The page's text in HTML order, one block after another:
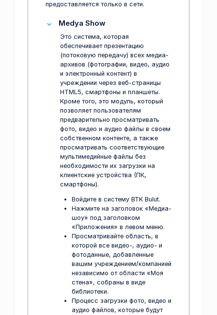
предоставляется только в сети.
Medya Show
Это система, которая
обеспечивает презентацию
(потоковую передачу) всех медиа-
архивов (фотографии, видео, аудио
и электронный контент) в
учреждении через веб-страницы
HTML5, смартфоны и планшеты.
Кроме того, это модуль, который
позволяет пользователям
предварительно просматривать
фото, видео и аудио файлы в своем
собственном контенте, а также
просматривать соответствующие
мультимедийные файлы без
необходимости их загрузки на
клиентские устройства (ПК,
смартфоны).
Войдите в систему BTK Bulut.
Нажмите на заголовок «Медиа-
шоу» под заголовком
«Приложения» в левом меню.
Просматривайте область, в
которой все видео-, аудио- и
фотоданные, добавленные
вашим учреждением/компанией
независимо от области «Моя
стена», собраны в виде
библиотеки.
Процесс загрузки фото, видео и
аудио файлов, которые будут